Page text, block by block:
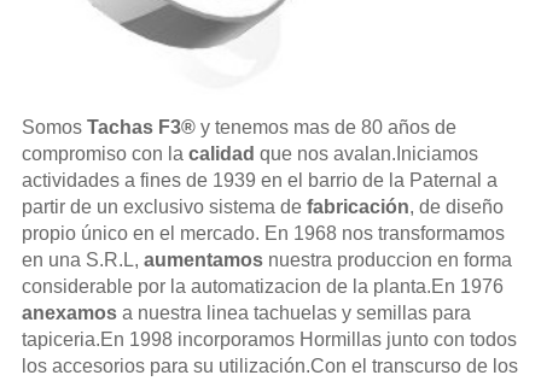
Somos Tachas F3®y tenemos mas de 80 años de
compromiso con la calidad que nos avalan.Iniciamos
actividades a fines de 1939 en el barrio de la Paternal a
partir de un exclusivo sistema de fabricación, de diseño
propio único en el mercado. En 1968 nos transformamos
en una S.R.L, aumentamosnuestra produccion en forma
considerable por la automatizacion de la planta.En 1976
anexamosa nuestra linea tachuelas y semillas para
tapiceria.En 1998 incorporamos Hormillas junto con todos
los accesorios para su utilización.Con el transcurso de los